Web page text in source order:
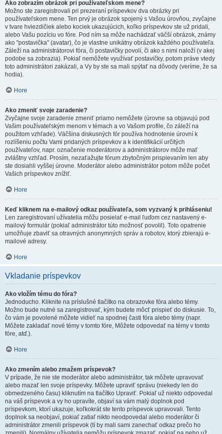
Ako zobrazím obrázok pri používateľskom mene?
Možno ste zaregistrovali pri prezeraní príspevkov dva obrázky pri
používateľskom mene. Ten prvý je obrázok spojený s Vašou úrovňou, zvyčajne
v tvare hviezdičiek alebo kociek ukazujúcich, koľko príspevkov ste už pridali,
alebo Vašu pozíciu vo fóre. Pod ním sa môže nachádzať väčší obrázok, známy
ako "postavička" (avatar), čo je vlastne unikátny obrázok každého používateľa.
Záleží na administrátorovi fóra, či postavičky povolí, či ako s nimi naloží (v akej
podobe sa zobrazia). Pokiaľ nemôžete využívať postavičky, potom práve vtedy
toto administrátori zakázali, a Vy by ste sa mali spýtať na dôvody (veríme, že sa
hodia).
Hore
Ako zmeniť svoje zaradenie?
Zvyčajne svoje zaradenie zmeniť priamo nemôžete (úrovne sa objavujú pod
Vašim používateľským menom v témach a vo Vašom profile, čo záleží na
použitom vzhľade). Väčšina diskusných fór používa hodnotenie úrovní k
rozlíšeniu počtu Vami pridaných príspevkov a k identifikácií určitých
používateľov, napr. označenie moderátorov a administrátorov môže mať
zvláštny vzhľad. Prosím, nezaťažujte fórum zbytočným prispievaním len aby
ste dosiahli vyššej úrovne. Moderátor alebo administrátor potom môže počet
Vašich príspevkov znížiť.
Hore
Keď kliknem na e-mailový odkaz používateľa, som vyzvaný k prihláseniu!
Len zaregistrovaní užívatelia môžu posielať e-mail ľuďom cez nastavený e-
mailový formulár (pokiaľ administrátor túto možnosť povolil). Toto opatrenie
umožňuje zbaviť sa otravných anonymných správ a robotov, ktorý zbierajú e-
mailové adresy.
Hore
Vkladanie príspevkov
Ako vložím tému do fóra?
Jednoducho. Kliknite na príslušné tlačítko na obrazovke fóra alebo témy.
Možno bude nutné sa zaregistrovať, kým budete môcť prispieť do diskusie. To,
čo vám je povolené môžete vidieť na spodnej časti fóra alebo témy (napr.
Môžete zakladať nové témy v tomto fóre, Môžete odpovedať na témy v tomto
fóre, atď.).
Hore
Ako zmením alebo zmažem príspevok?
V prípade, že nie ste moderátor alebo administrátor, tak môžete upravovať
alebo mazať len svoje príspevky. Môžete upraviť správu (niekedy len do
obmedzeného času) kliknutím na tlačítko Upraviť. Pokiaľ už niekto odpovedal
na váš príspevok a vy ho upravíte, objaví sa vám malý doplnok pod
príspevkom, ktorí ukazuje, koľkokrát ste tento príspevok upravovali. Tento
doplnok sa neobjaví, pokiaľ zatiaľ nikto neodpovedal alebo moderátor či
administrátor zmenili príspevok (tí by mali sami zanechať odkaz prečo ho